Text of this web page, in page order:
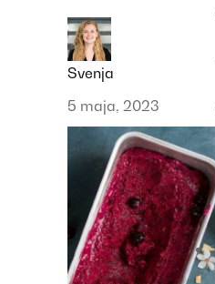
Svenja
5 maja, 2023